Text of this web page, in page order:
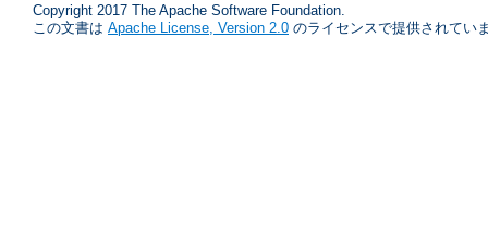
Copyright 2017 The Apache Software Foundation.
この文書は Apache License, Version 2.0 のライセンスで提供されてい